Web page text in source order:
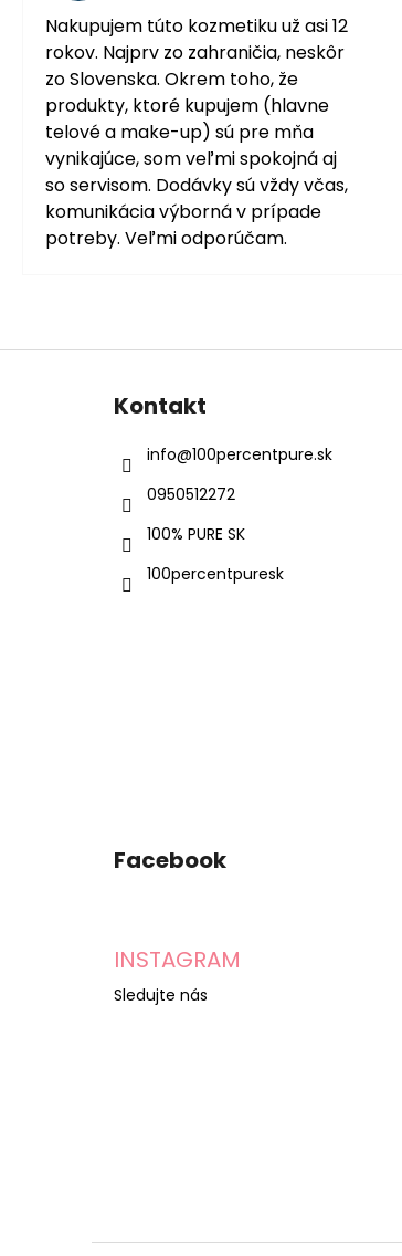
Nakupujem túto kozmetiku už asi 12
rokov. Najprv zo zahraničia, neskôr
zo Slovenska. Okrem toho, že
produkty, ktoré kupujem (hlavne
telové a make-up) sú pre mňa
vynikajúce, som veľmi spokojná aj
so servisom. Dodávky sú vždy včas,
komunikácia výborná v prípade
potreby. Veľmi odporúčam.
Z
Kontakt
info@100percentpure.sk
0950512272
100% PURE SK
100percentpuresk
Facebook
INSTAGRAM
Sledujte nás